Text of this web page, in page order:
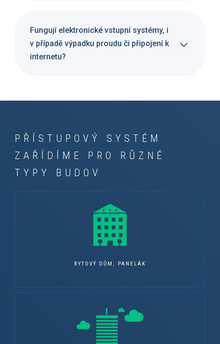
Fungují elektronické vstupní systémy, i
v případě výpadku proudu či připojení k
internetu?
PŘÍSTUPOVÝ SYSTÉM
ZAŘÍDÍME PRO RŮZNÉ
TYPY BUDOV
BYTOVÝ DŮM, PANELÁK